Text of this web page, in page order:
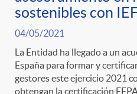
n
s
í
a
i
l
t
e
sostenibles con
04/05/2021
La Entidad ha llegado a un
España para formar y
gestores este ejercicio 2021
obtengan la certificación